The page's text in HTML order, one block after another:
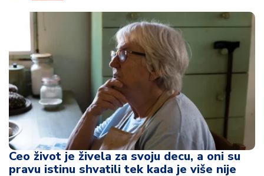
Ceo život je živela za svoju decu, a oni su
pravu istinu shvatili tek kada je više nije